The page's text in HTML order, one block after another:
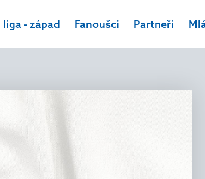
liga - západ Fanoušci Partneři